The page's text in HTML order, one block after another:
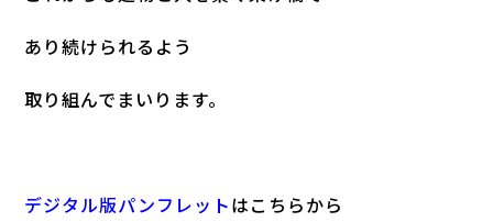
あり続けられるよう
取り組んでまいります。
デジタル版パンフレットはこちらから